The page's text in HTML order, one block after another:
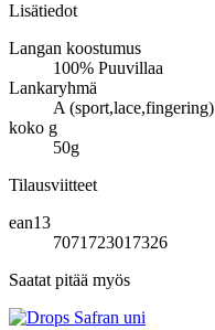
Lisätiedot
Langan koostumus
100% Puuvillaa
Lankaryhmä
A (sport,lace,fingering)
koko g
50g
Tilausviitteet
ean13
7071723017326
Saatat pitää myös